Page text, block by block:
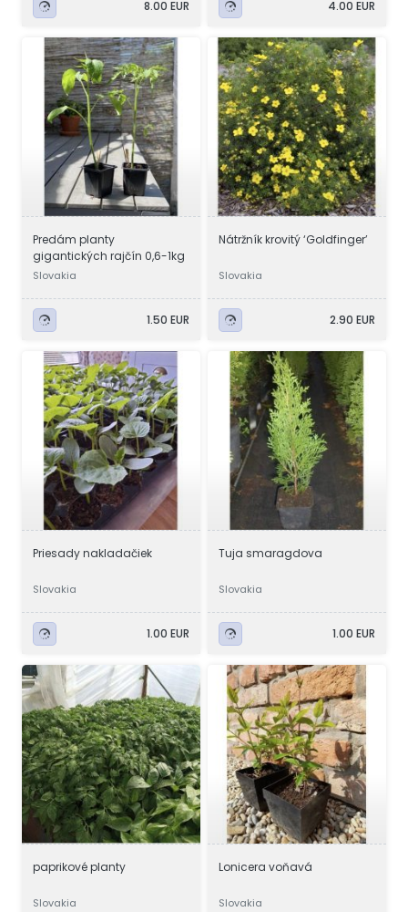
8.00 EUR 4.00 EUR
Predám planty
gigantických rajčín 0,6-1kg
Slovakia
1.50 EUR
Nátržník krovitý ‘Goldfinger’
Slovakia
2.90 EUR
Priesady nakladačiek
Slovakia
1.00 EUR
Tuja smaragdova
Slovakia
1.00 EUR
paprikové planty
Slovakia
Lonicera voňavá
Slovakia